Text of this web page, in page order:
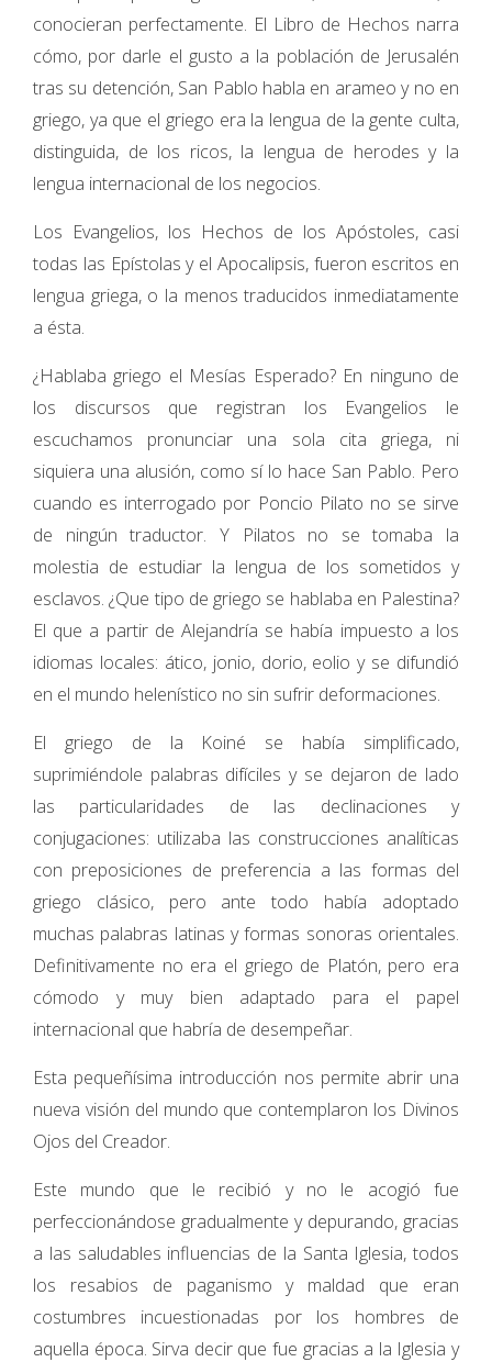
conocieran perfectamente. El Libro de Hechos narra
cómo, por darle el gusto a la población de Jerusalén
tras su detención, San Pablo habla en arameo y no en
griego, ya que el griego era la lengua de la gente culta,
distinguida, de los ricos, la lengua de herodes y la
lengua internacional de los negocios.
Los Evangelios, los Hechos de los Apóstoles, casi
todas las Epístolas y el Apocalipsis, fueron escritos en
lengua griega, o la menos traducidos inmediatamente
a ésta.
¿Hablaba griego el Mesías Esperado? En ninguno de
los discursos que registran los Evangelios le
escuchamos pronunciar una sola cita griega, ni
siquiera una alusión, como sí lo hace San Pablo. Pero
cuando es interrogado por Poncio Pilato no se sirve
de ningún traductor. Y Pilatos no se tomaba la
molestia de estudiar la lengua de los sometidos y
esclavos. ¿Que tipo de griego se hablaba en Palestina?
El que a partir de Alejandría se había impuesto a los
idiomas locales: ático, jonio, dorio, eolio y se difundió
en el mundo helenístico no sin sufrir deformaciones.
El griego de la Koiné se había simplificado,
suprimiéndole palabras difíciles y se dejaron de lado
las particularidades de las declinaciones y
conjugaciones: utilizaba las construcciones analíticas
con preposiciones de preferencia a las formas del
griego clásico, pero ante todo había adoptado
muchas palabras latinas y formas sonoras orientales.
Definitivamente no era el griego de Platón, pero era
cómodo y muy bien adaptado para el papel
internacional que habría de desempeñar.
Esta pequeñísima introducción nos permite abrir una
nueva visión del mundo que contemplaron los Divinos
Ojos del Creador.
Este mundo que le recibió y no le acogió fue
perfeccionándose gradualmente y depurando, gracias
a las saludables influencias de la Santa Iglesia, todos
los resabios de paganismo y maldad que eran
costumbres incuestionadas por los hombres de
aquella época. Sirva decir que fue gracias a la Iglesia y